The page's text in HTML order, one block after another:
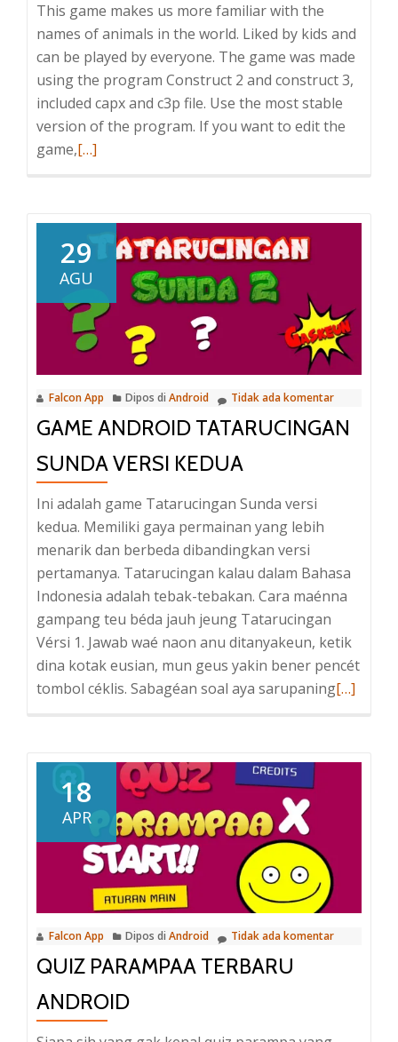
This game makes us more familiar with the
names of animals in the world. Liked by kids and
can be played by everyone. The game was made
using the program Construct 2 and construct 3,
included capx and c3p file. Use the most stable
version of the program. If you want to edit the
game,Baca
Source
Code
Game
Swap
Letters
–
Animal
Names
Construct
HTML5
Game
[…]
29
AGU
Falcon App Dipos di Android Tidak ada komentar
GAME ANDROID TATARUCINGAN
SUNDA VERSI KEDUA
Ini adalah game Tatarucingan Sunda versi
kedua. Memiliki gaya permainan yang lebih
menarik dan berbeda dibandingkan versi
pertamanya. Tatarucingan kalau dalam Bahasa
Indonesia adalah tebak-tebakan. Cara maénna
gampang teu béda jauh jeung Tatarucingan
Vérsi 1. Jawab waé naon anu ditanyakeun, ketik
dina kotak eusian, mun geus yakin bener pencét
tombol céklis. Sabagéan soal aya sarupaningBaca
[…]
18
APR
Falcon App Dipos di Android Tidak ada komentar
QUIZ PARAMPAA TERBARU
ANDROID